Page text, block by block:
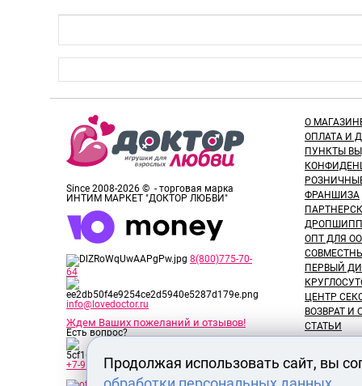
Since 2008-2026 © - торговая марка
ИНТИМ МАРКЕТ "ДОКТОР ЛЮБВИ"
8(800)775-70-
64
info@lovedoctor.ru
Ждем Ваших пожеланий и отзывов!
Есть вопрос?
+7-913-917-89-65
О
ОПЛАТА И
ПУНКТЫ
ФРАНШИЗА
ОПТ ДЛЯ
ПЕРВЫЙ
ЦЕНТР
ВОЗВРАТ И
СТАТЬИ
НОВОСТИ
ОБЗОРЫ
Продолжая использовать сайт, вы